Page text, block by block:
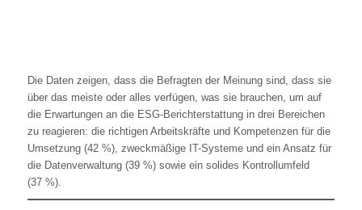
Die Daten zeigen, dass die Befragten der Meinung sind, dass sie
über das meiste oder alles verfügen, was sie brauchen, um auf
die Erwartungen an die ESG-Berichterstattung in drei Bereichen
zu reagieren: die richtigen Arbeitskräfte und Kompetenzen für die
Umsetzung (42 %), zweckmäßige IT-Systeme und ein Ansatz für
die Datenverwaltung (39 %) sowie ein solides Kontrollumfeld
(37 %).